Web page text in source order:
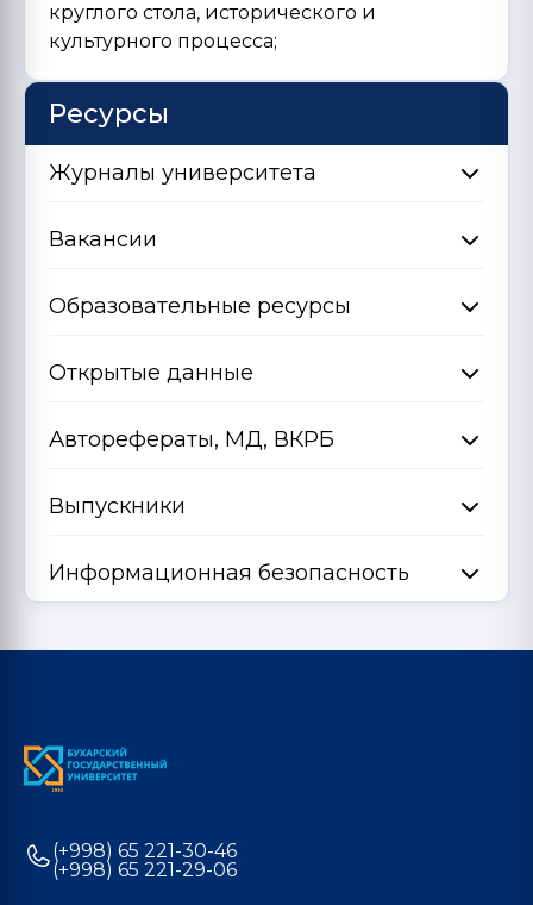
круглого стола, исторического и
культурного процесса;
Ресурсы
Журналы университета
Вакансии
Образовательные ресурсы
Открытые данные
Авторефераты, МД, ВКРБ
Выпускники
Информационная безопасность
(+998) 65 221-30-46
(+998) 65 221-29-06